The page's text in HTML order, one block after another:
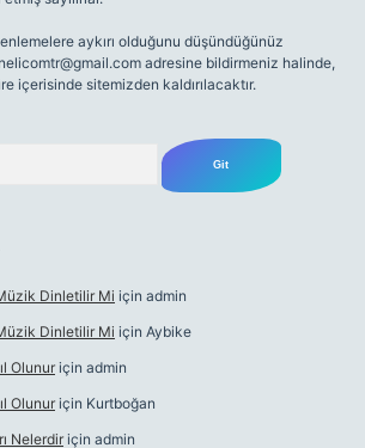
aykırı olduğunu düşündüğünüz
adresine bildirmeniz halinde,
içerisinde sitemizden kaldırılacaktır.
Dinletilir Mi için admin
Dinletilir Mi için Aybike
Olunur için admin
Olunur için Kurtboğan
Nelerdir için admin